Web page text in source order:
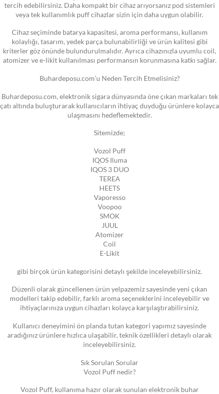
tercih edebilirsiniz. Daha kompakt bir cihaz arıyorsanız pod sistemleri
veya tek kullanımlık puff cihazlar sizin için daha uygun olabilir.
Cihaz seçiminde batarya kapasitesi, aroma performansı, kullanım
kolaylığı, tasarım, yedek parça bulunabilirliği ve ürün kalitesi gibi
kriterler göz önünde bulundurulmalıdır. Ayrıca cihazınızla uyumlu coil,
atomizer ve e-likit kullanılması performansın korunmasına katkı sağlar.
Buhardeposu.com’u Neden Tercih Etmelisiniz?
Buhardeposu.com, elektronik sigara dünyasında öne çıkan markaları tek
çatı altında buluşturarak kullanıcıların ihtiyaç duyduğu ürünlere kolayca
ulaşmasını hedeflemektedir.
Sitemizde;
Vozol Puff
IQOS Iluma
IQOS 3 DUO
TEREA
HEETS
Vaporesso
Voopoo
SMOK
JUUL
Atomizer
Coil
E-Likit
gibi birçok ürün kategorisini detaylı şekilde inceleyebilirsiniz.
Düzenli olarak güncellenen ürün yelpazemiz sayesinde yeni çıkan
modelleri takip edebilir, farklı aroma seçeneklerini inceleyebilir ve
ihtiyaçlarınıza uygun cihazları kolayca karşılaştırabilirsiniz.
Kullanıcı deneyimini ön planda tutan kategori yapımız sayesinde
aradığınız ürünlere hızlıca ulaşabilir, teknik özellikleri detaylı olarak
inceleyebilirsiniz.
Sık Sorulan Sorular
Vozol Puff nedir?
Vozol Puff, kullanıma hazır olarak sunulan elektronik buhar